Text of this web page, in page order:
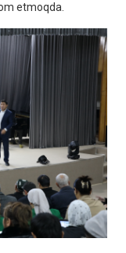
etmoqda.